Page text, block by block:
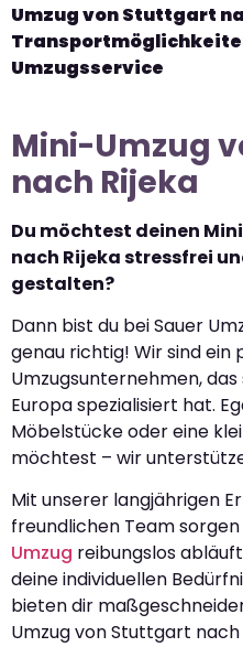
Umzug von Stuttgart
Umzugsservice
Mini-Umzug
nach Rijeka
Du möchtest deinen
nach Rijeka stressfrei
gestalten?
Dann bist du bei Sauer
genau richtig! Wir sind ein
Umzugsunternehmen,
Europa spezialisiert hat.
Möbelstücke oder eine
möchtest – wir
Mit unserer langjährigen
freundlichen Team
Umzug reibungslos
deine individuellen
bieten dir
Umzug von Stuttgart nach